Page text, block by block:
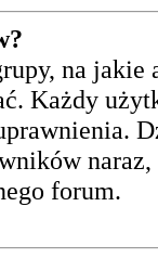
na jakie
Każdy
naraz,
forum.